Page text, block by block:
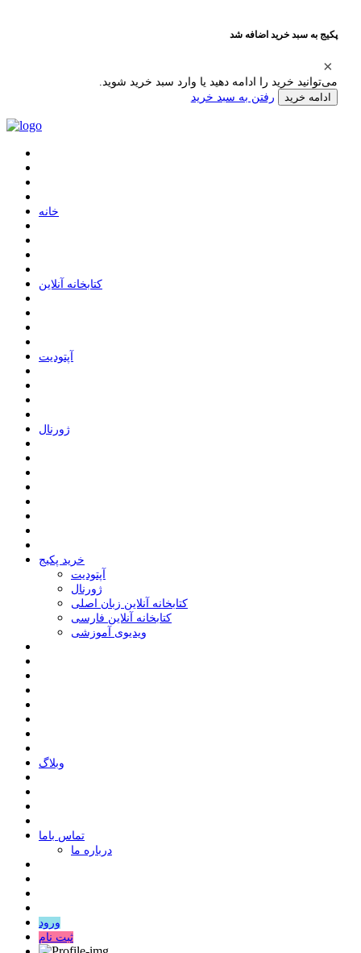
پکیج به سبد خرید اضافه شد
می‌توانید خرید را ادامه دهید یا وارد سبد خرید شوید.
ادامه خرید رفتن به سبد خرید
ﺧﺎﻧﻪ
ﮐﺘﺎﺑﺨﺎﻧﻪ ﺁﻧﻼﯾﻦ
ﺁﭘﺘﻮﺩﯾﺖ
ﮊﻭﺭﻧﺎﻝ
خرید پکیج
ﺁﭘﺘﻮﺩﯾﺖ
ﮊﻭﺭﻧﺎﻝ
کتابخانه آنلاین زبان اصلی
کتابخانه آنلاین فارسی
ویدیوی آموزشی
وبلاگ
ﺗﻤﺎﺱ ﺑﺎﻣﺎ
درباره ما
ورود
ثبت نام